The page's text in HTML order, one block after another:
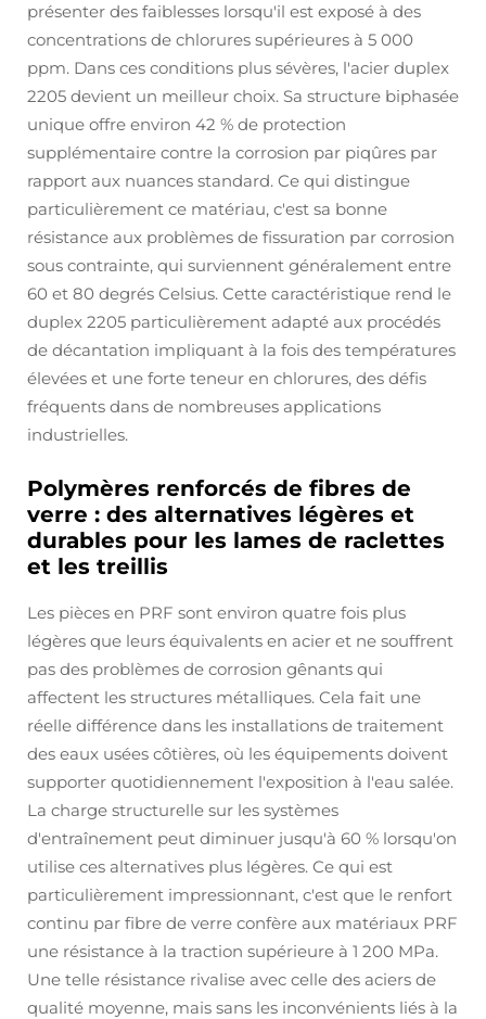
présenter des faiblesses lorsqu'il est exposé à des
concentrations de chlorures supérieures à 5 000
ppm. Dans ces conditions plus sévères, l'acier duplex
2205 devient un meilleur choix. Sa structure biphasée
unique offre environ 42 % de protection
supplémentaire contre la corrosion par piqûres par
rapport aux nuances standard. Ce qui distingue
particulièrement ce matériau, c'est sa bonne
résistance aux problèmes de fissuration par corrosion
sous contrainte, qui surviennent généralement entre
60 et 80 degrés Celsius. Cette caractéristique rend le
duplex 2205 particulièrement adapté aux procédés
de décantation impliquant à la fois des températures
élevées et une forte teneur en chlorures, des défis
fréquents dans de nombreuses applications
industrielles.
Polymères renforcés de fibres de
verre : des alternatives légères et
durables pour les lames de raclettes
et les treillis
Les pièces en PRF sont environ quatre fois plus
légères que leurs équivalents en acier et ne souffrent
pas des problèmes de corrosion gênants qui
affectent les structures métalliques. Cela fait une
réelle différence dans les installations de traitement
des eaux usées côtières, où les équipements doivent
supporter quotidiennement l'exposition à l'eau salée.
La charge structurelle sur les systèmes
d'entraînement peut diminuer jusqu'à 60 % lorsqu'on
utilise ces alternatives plus légères. Ce qui est
particulièrement impressionnant, c'est que le renfort
continu par fibre de verre confère aux matériaux PRF
une résistance à la traction supérieure à 1 200 MPa.
Une telle résistance rivalise avec celle des aciers de
qualité moyenne, mais sans les inconvénients liés à la